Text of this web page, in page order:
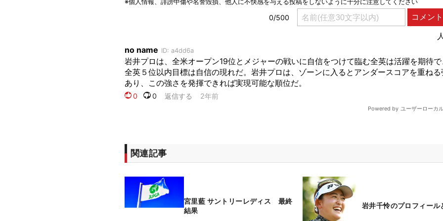
関連記事
宮里藍 サントリーレディス 最終
結果
岩井千怜のプロフィール